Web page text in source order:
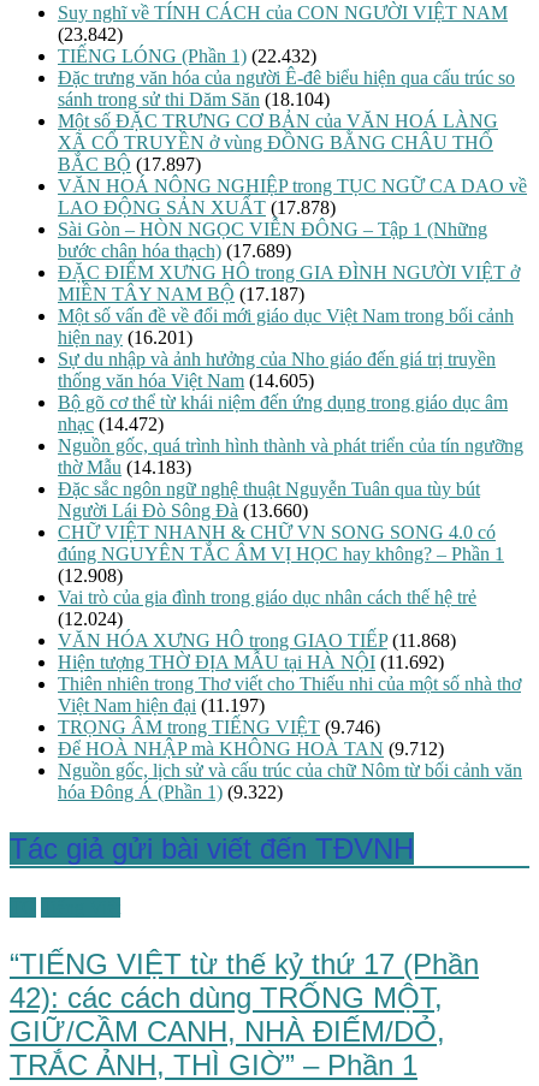
Suy nghĩ về TÍNH CÁCH của CON NGƯỜI VIỆT NAM
(23.842)
TIẾNG LÓNG (Phần 1) (22.432)
Đặc trưng văn hóa của người Ê-đê biểu hiện qua cấu trúc so
sánh trong sử thi Dăm Săn (18.104)
Một số ĐẶC TRƯNG CƠ BẢN của VĂN HOÁ LÀNG
XÃ CỔ TRUYỀN ở vùng ĐỒNG BẰNG CHÂU THỔ
BẮC BỘ (17.897)
VĂN HOÁ NÔNG NGHIỆP trong TỤC NGỮ CA DAO về
LAO ĐỘNG SẢN XUẤT (17.878)
Sài Gòn – HÒN NGỌC VIỄN ĐÔNG – Tập 1 (Những
bước chân hóa thạch) (17.689)
ĐẶC ĐIỂM XƯNG HÔ trong GIA ĐÌNH NGƯỜI VIỆT ở
MIỀN TÂY NAM BỘ (17.187)
Một số vấn đề về đổi mới giáo dục Việt Nam trong bối cảnh
hiện nay (16.201)
Sự du nhập và ảnh hưởng của Nho giáo đến giá trị truyền
thống văn hóa Việt Nam (14.605)
Bộ gõ cơ thể từ khái niệm đến ứng dụng trong giáo dục âm
nhạc (14.472)
Nguồn gốc, quá trình hình thành và phát triển của tín ngưỡng
thờ Mẫu (14.183)
Đặc sắc ngôn ngữ nghệ thuật Nguyễn Tuân qua tùy bút
Người Lái Đò Sông Đà (13.660)
CHỮ VIỆT NHANH & CHỮ VN SONG SONG 4.0 có
đúng NGUYÊN TẮC ÂM VỊ HỌC hay không? – Phần 1
(12.908)
Vai trò của gia đình trong giáo dục nhân cách thế hệ trẻ
(12.024)
VĂN HÓA XƯNG HÔ trong GIAO TIẾP (11.868)
Hiện tượng THỜ ĐỊA MẪU tại HÀ NỘI (11.692)
Thiên nhiên trong Thơ viết cho Thiếu nhi của một số nhà thơ
Việt Nam hiện đại (11.197)
TRỌNG ÂM trong TIẾNG VIỆT (9.746)
Để HOÀ NHẬP mà KHÔNG HOÀ TAN (9.712)
Nguồn gốc, lịch sử và cấu trúc của chữ Nôm từ bối cảnh văn
hóa Đông Á (Phần 1) (9.322)
Tác giả gửi bài viết đến TĐVNH
“TIẾNG VIỆT từ thế kỷ thứ 17 (Phần
42): các cách dùng TRỐNG MỘT,
GIỮ/CẦM CANH, NHÀ ĐIẾM/DỎ,
TRẮC ẢNH, THÌ GIỜ” – Phần 1